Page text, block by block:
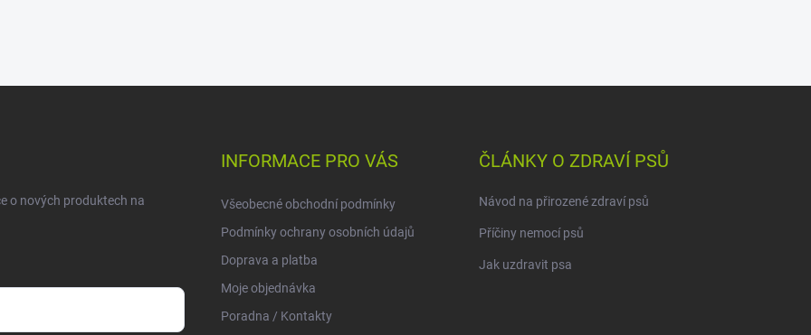
o nových produktech na
INFORMACE PRO VÁS
Všeobecné obchodní podmínky
Podmínky ochrany osobních údajů
Doprava a platba
Moje objednávka
Poradna / Kontakty
ČLÁNKY O ZDRAVÍ PSŮ
Návod na přirozené zdraví psů
Příčiny nemocí psů
Jak uzdravit psa